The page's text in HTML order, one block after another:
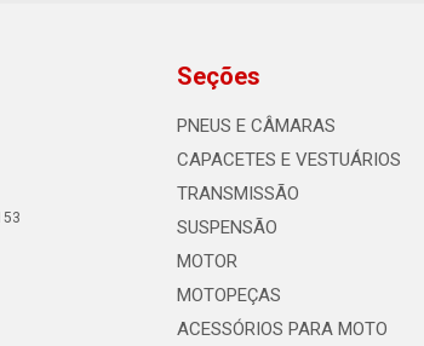
Seções
PNEUS E CÂMARAS
CAPACETES E VESTUÁRIOS
TRANSMISSÃO
SUSPENSÃO
MOTOR
MOTOPEÇAS
ACESSÓRIOS PARA MOTO